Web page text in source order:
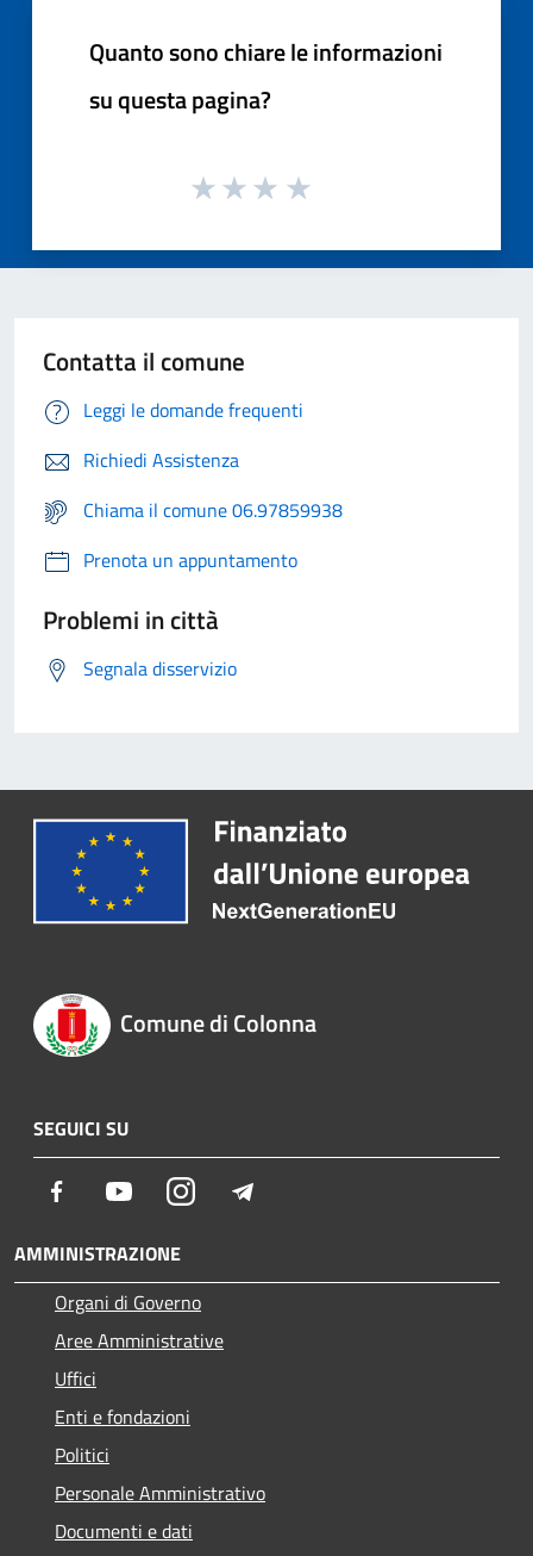
Quanto sono chiare le informazioni
su questa pagina?
Contatta il comune
Leggi le domande frequenti
Richiedi Assistenza
Chiama il comune 06.97859938
Prenota un appuntamento
Problemi in città
Segnala disservizio
Comune di Colonna
SEGUICI SU
Facebook YoutubeInstagram
AMMINISTRAZIONE
Organi di Governo
Aree Amministrative
Uffici
Enti e fondazioni
Politici
Personale Amministrativo
Documenti e dati